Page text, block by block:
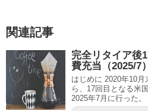
関連記事
完全リタイア後
費充当（2025/7）
はじめに 2020年10
ら、17回目となる米
2025年7月に行った。